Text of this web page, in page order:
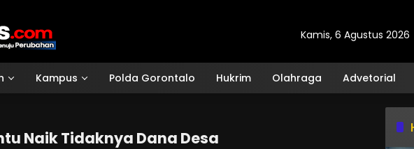
Kamis, 6 Agustus 2026
Kampus Polda Gorontalo Hukrim Olahraga Advetorial
Naik Tidaknya Dana Desa